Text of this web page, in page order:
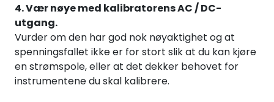
4. Vær nøye med kalibratorens AC / DC-
utgang.
Vurder om den har god nok nøyaktighet og at
spenningsfallet ikke er for stort slik at du kan kjøre
en strømspole, eller at det dekker behovet for
instrumentene du skal kalibrere.